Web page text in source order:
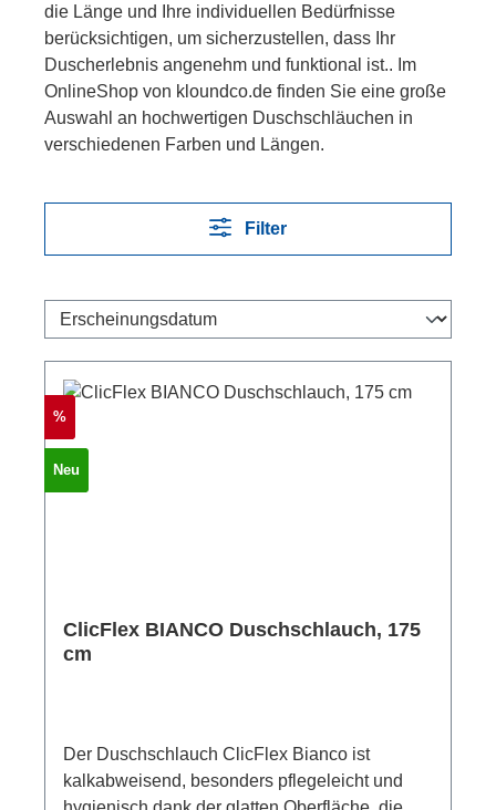
die Länge und Ihre individuellen Bedürfnisse
berücksichtigen, um sicherzustellen, dass Ihr
Duscherlebnis angenehm und funktional ist.. Im
OnlineShop von kloundco.de finden Sie eine große
Auswahl an hochwertigen Duschschläuchen in
verschiedenen Farben und Längen.
Filter
Rabatt
%
Neu
ClicFlex BIANCO Duschschlauch, 175
cm
Der Duschschlauch ClicFlex Bianco ist
kalkabweisend, besonders pflegeleicht und